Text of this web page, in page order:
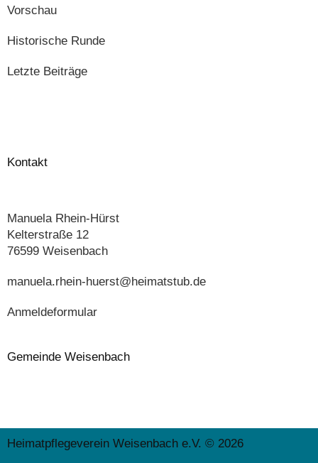
Vorschau
Historische Runde
Letzte Beiträge
Kontakt
Manuela Rhein-Hürst
Kelterstraße 12
76599 Weisenbach
manuela.rhein-huerst@heimatstub.de
Anmeldeformular
Gemeinde Weisenbach
Heimatpflegeverein Weisenbach e.V. © 2026